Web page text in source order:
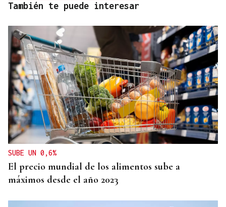
También te puede interesar
SUBE UN 0,6%
El precio mundial de los alimentos sube a
máximos desde el año 2023